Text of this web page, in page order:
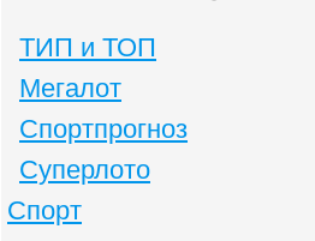
ТИП и ТОП
Мегалот
Спортпрогноз
Суперлото
Спорт